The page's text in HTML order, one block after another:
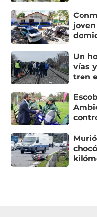
Un
vías
tren